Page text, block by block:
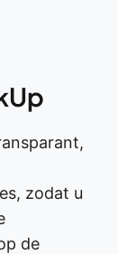
zodat u
de